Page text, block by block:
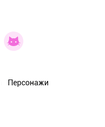
Персонажи